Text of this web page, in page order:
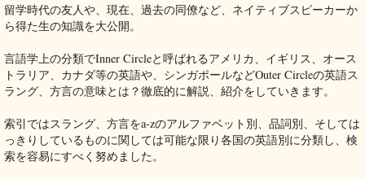
留学時代の友人や、現在、過去の同僚など、ネイティブスピーカーか
ら得た生の知識を大公開。
言語学上の分類でInner Circleと呼ばれるアメリカ、イギリス、オース
トラリア、カナダ等の英語や、シンガポールなどOuter Circleの英語ス
ラング、方言の意味とは？徹底的に解説、紹介をしていきます。
索引ではスラング、方言をa-zのアルファベット別、品詞別、そしては
っきりしているものに関しては可能な限り各国の英語別に分類し、検
索を容易にすべく努めました。